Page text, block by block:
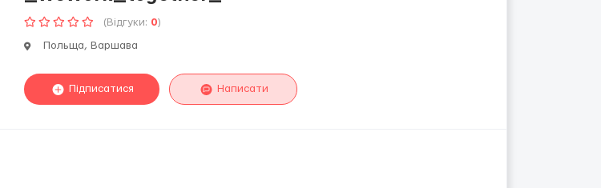
(Відгуки: 0)
Польща, Варшава
Підписатися Написати